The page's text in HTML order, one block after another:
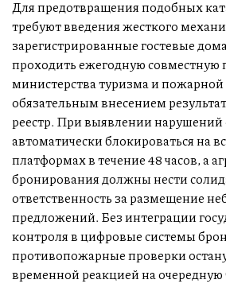
Для предотвращения подобных
требуют введения жесткого
зарегистрированные гостевые
проходить ежегодную совместную
министерства туризма и
обязательным внесением
реестр. При выявлении
автоматически блокироваться на
платформах в течение 48 часов, а
бронирования должны нести
ответственность за размещение
предложений. Без интеграции
контроля в цифровые системы
противопожарные проверки
временной реакцией на очередную